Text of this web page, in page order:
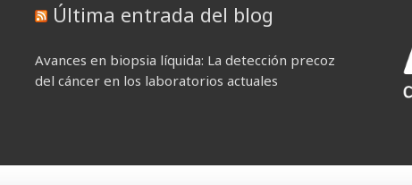
Última entrada del blog
Avances en biopsia líquida: La detección precoz
del cáncer en los laboratorios actuales